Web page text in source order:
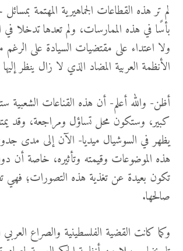
لم تر هذه القطاعات الجماهيرية المهتمة
بأسًا في هذه الممارسات، ولم تعدها تدخلا في
ولا اعتداء على مقتضيات السيادة على
الأنظمة العربية المضاد الذي لا زال ينظر
أظن- والله أعلم- أن هذه القناعات الشعبية
كبير، وستكون محل تساؤل ومراجعة، وقد
يظهر في السوشيال ميديا- الآن إلى مدى
هذه الموضوعات وقيمته وتأثيره، خاصة أن
تكون بعيدة عن تغذية هذه التصورات؛ فهي
صالحها.
وكما كانت القضية الفلسطينية والصراع العربي